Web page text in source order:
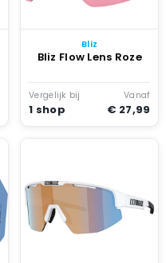
Bliz
Bliz Flow Lens Roze
Vergelijk bij
1 shop
Vanaf
€ 27,99